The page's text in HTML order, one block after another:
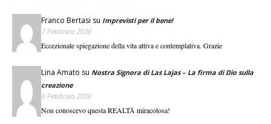
Franco Bertasi su Imprevisti per il bene!
7 Febbraio 2026
Eccezionale spiegazione della vita attiva e contemplativa. Grazie
Lina Amato su Nostra Signora di Las Lajas – La firma di Dio sulla
creazione
6 Febbraio 2026
Non conoscevo questa REALTÀ miracolosa!